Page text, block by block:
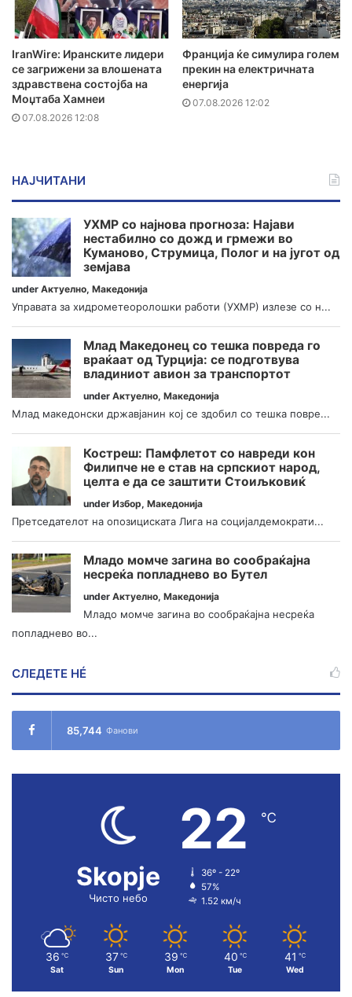
IranWire: Иранските лидери
се загрижени за влошената
здравствена состојба на
Моџтаба Хамнеи
07.08.2026 12:08
Франција ќе симулира голем
прекин на електричната
енергија
07.08.2026 12:02
НАЈЧИТАНИ
УХМР со најнова прогноза: Најави
нестабилно со дожд и грмежи во
Куманово, Струмица, Полог и на југот од
земјава
under Актуелно, Македонија
Управата за хидрометеоролошки работи (УХМР) излезе со н...
Млад Македонец со тешка повреда го
враќаат од Турција: се подготвува
владиниот авион за транспортот
under Актуелно, Македонија
Млад македонски државјанин кој се здобил со тешка повре...
Костреш: Памфлетот со навреди кон
Филипче не е став на српскиот народ,
целта е да се заштити Стоиљковиќ
under Избор, Македонија
Претседателот на опозициската Лига на социјалдемократи...
Младо момче загина во сообраќајна
несреќа попладнево во Бутел
under Актуелно, Македонија
Младо момче загина во сообраќајна несреќа
попладнево во...
СЛЕДЕТЕ НÉ
85,744 Фанови
Skopje
Чисто небо
22 ℃
36º - 22º
57%
1.52 км/ч
36 ℃
Sat
37 ℃
Sun
39 ℃
Mon
40 ℃
Tue
41 ℃
Wed